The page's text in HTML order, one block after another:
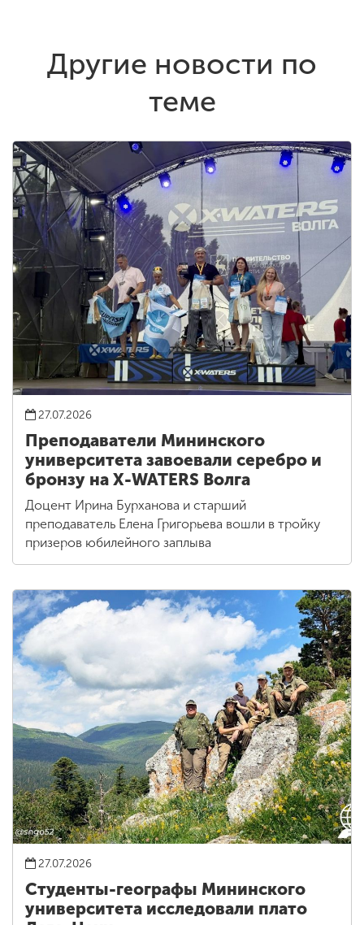
Другие новости по
теме
27.07.2026
Преподаватели Мининского
университета завоевали серебро и
бронзу на X-WATERS Волга
Доцент Ирина Бурханова и старший
преподаватель Елена Григорьева вошли в тройку
призеров юбилейного заплыва
27.07.2026
Студенты-географы Мининского
университета исследовали плато